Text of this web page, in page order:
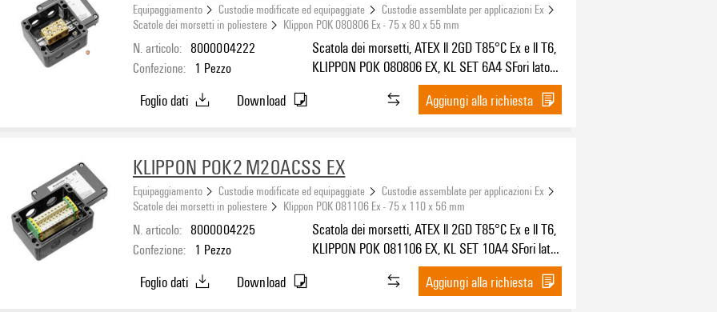
Equipaggiamento Custodie modificate ed equipaggiate
Custodie assemblate per applicazioni Ex
Scatole dei morsetti in poliestere
Klippon POK 080806 Ex - 75 x 80 x 55 mm
N. articolo: 8000004222
Confezione: 1 Pezzo
Scatola dei morsetti, ATEX ll 2GD T85°C Ex e ll T6,
KLIPPON POK 080806 EX, KL SET 6A4 SFori lato
A: 2 x M16x1,5, Fori lato B: 2 x M16x1,5
Foglio dati Download Aggiungi alla richiesta
KLIPPON POK2 M20ACSS EX
Equipaggiamento Custodie modificate ed equipaggiate
Custodie assemblate per applicazioni Ex
Scatole dei morsetti in poliestere
Klippon POK 081106 Ex - 75 x 110 x 56 mm
N. articolo: 8000004225
Confezione: 1 Pezzo
Scatola dei morsetti, ATEX ll 2GD T85°C Ex e ll T6,
KLIPPON POK 081106 EX, KL SET 10A4 SFori lato
A: 2 x M20x1,5, Fori lato B: 2 x M20x1,5
Foglio dati Download Aggiungi alla richiesta